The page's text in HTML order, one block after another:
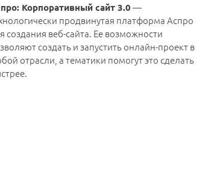
Корпоративный сайт 3.0 —
продвинутая платформа Аспро
создания веб-сайта. Ее возможности
создать и запустить онлайн-проект в
отрасли, а тематики помогут это сделать